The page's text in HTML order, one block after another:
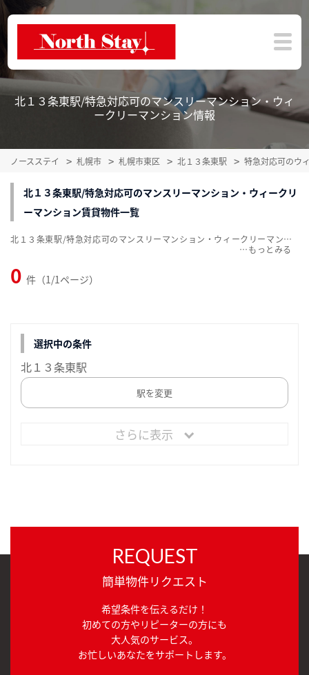
北１３条東駅/特急対応可のマンスリーマンション・ウィ
ークリーマンション情報
ノースステイ 札幌市 札幌市東区 北１３条東駅 特急対応可のウ
北１３条東駅/特急対応可のマンスリーマンション・ウィークリ
ーマンション賃貸物件一覧
0 件（1/1ページ）
北１３条東駅/特急対応可のマンスリーマンション・ウィークリーマンション賃貸物件一覧を掲載中。敷金・礼金無料、家具・家電付をご紹介。こだわり条件での絞込みも簡単！
…
選択中の条件
北１３条東駅
駅を変更
さらに表示
REQUEST
簡単物件リクエスト
希望条件を伝えるだけ！
初めての方やリピーターの方にも
大人気のサービス。
お忙しいあなたをサポートします。